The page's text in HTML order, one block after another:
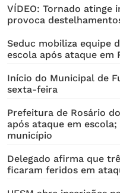
VÍDEO: Tornado atinge
provoca
Seduc mobiliza equipe
escola após ataque em
Início do Municipal de
sexta-feira
Prefeitura de Rosário
após ataque em
município
Delegado afirma que
ficaram feridos em